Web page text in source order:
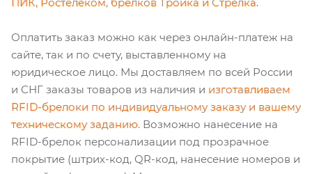
Оплатить заказ можно как через онлайн-платеж на
сайте, так и по счету, выставленному на
юридическое лицо. Мы доставляем по всей России
и СНГ заказы товаров из наличия и изготавливаем
RFID-брелоки по индивидуальному заказу и вашему
техническому заданию. Возможно нанесение на
RFID-брелок персонализации под прозрачное
покрытие (штрих-код, QR-код, нанесение номеров и